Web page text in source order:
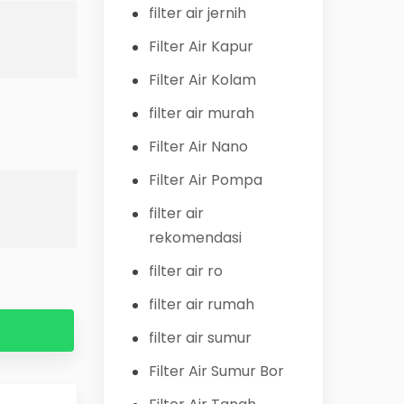
filter air jernih
Filter Air Kapur
Filter Air Kolam
filter air murah
Filter Air Nano
Filter Air Pompa
filter air
rekomendasi
filter air ro
filter air rumah
filter air sumur
Filter Air Sumur Bor